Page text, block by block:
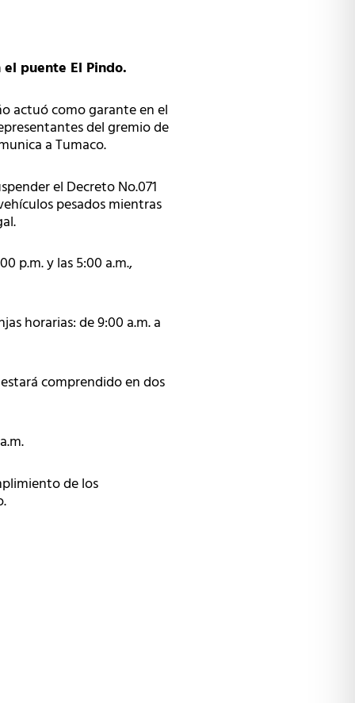
el puente El Pindo.
actuó como garante en el
del gremio de
a Tumaco.
el Decreto No.071
pesados mientras
p.m. y las 5:00 a.m.,
horarias: de 9:00 a.m. a
comprendido en dos
de los